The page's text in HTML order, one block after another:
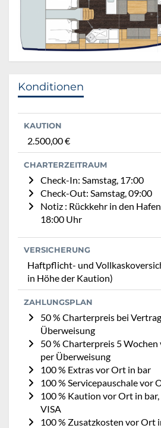
Konditionen
KAUTION
2.500,00 €
CHARTERZEITRAUM
Check-In: Samstag, 17:00
Check-Out: Samstag, 09:00
Notiz : Rückkehr in den
18:00 Uhr
VERSICHERUNG
Haftpflicht- und
in Höhe der Kaution)
ZAHLUNGSPLAN
50 % Charterpreis bei
Überweisung
50 % Charterpreis 5
per Überweisung
100 % Extras vor Ort in bar
100 % Servicepauschale vor
100 % Kaution vor Ort in
VISA
100 % Zusatzkosten vor Ort